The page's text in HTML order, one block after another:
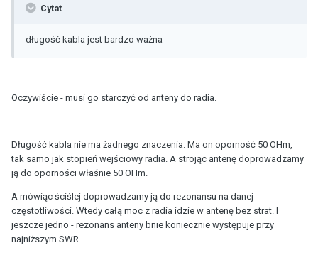
Cytat
długość kabla jest bardzo ważna
Oczywiście - musi go starczyć od anteny do radia.
Długość kabla nie ma żadnego znaczenia. Ma on oporność 50 OHm,
tak samo jak stopień wejściowy radia. A strojąc antenę doprowadzamy
ją do oporności właśnie 50 OHm.
A mówiąc ściślej doprowadzamy ją do rezonansu na danej
częstotliwości. Wtedy całą moc z radia idzie w antenę bez strat. I
jeszcze jedno - rezonans anteny bnie koniecznie występuje przy
najniższym SWR.